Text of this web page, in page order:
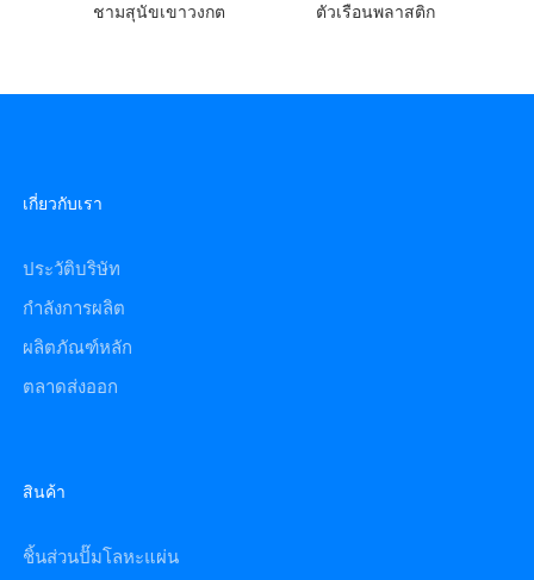
ชามสุนัขเขาวงกต ตัวเรือนพลาสติก
เกี่ยวกับเรา
ประวัติบริษัท
กำลังการผลิต
ผลิตภัณฑ์หลัก
ตลาดส่งออก
สินค้า
ชิ้นส่วนปั๊มโลหะแผ่น